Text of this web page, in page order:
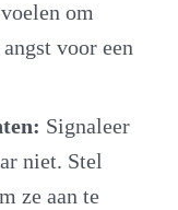
om
voor een
Signaleer
niet. Stel
ze aan te